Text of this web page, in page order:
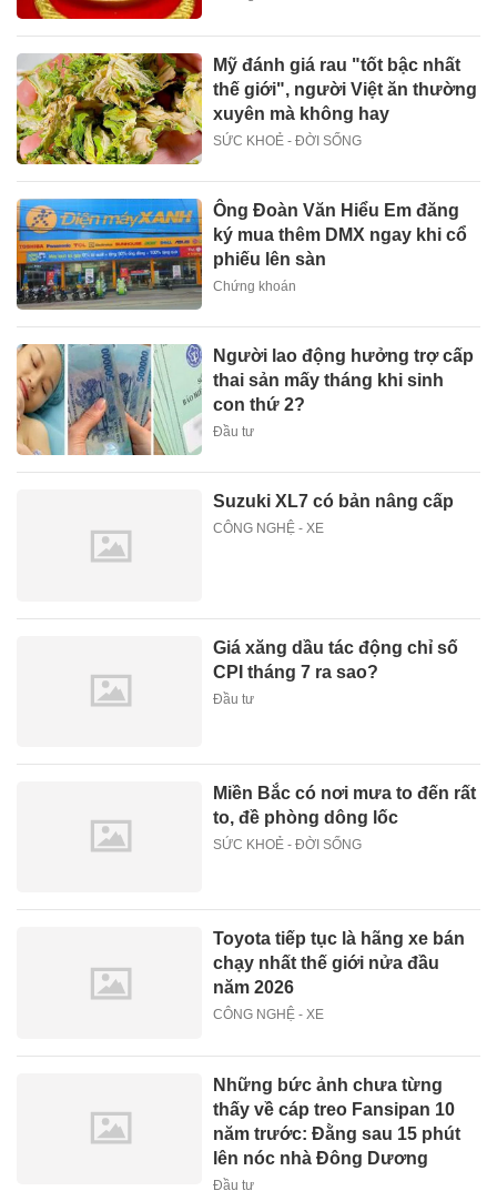
Mỹ đánh giá rau "tốt bậc nhất
thế giới", người Việt ăn thường
xuyên mà không hay
SỨC KHOẺ - ĐỜI SỐNG
Ông Đoàn Văn Hiểu Em đăng
ký mua thêm DMX ngay khi cổ
phiếu lên sàn
Chứng khoán
Người lao động hưởng trợ cấp
thai sản mấy tháng khi sinh
con thứ 2?
Đầu tư
Suzuki XL7 có bản nâng cấp
CÔNG NGHỆ - XE
Giá xăng dầu tác động chỉ số
CPI tháng 7 ra sao?
Đầu tư
Miền Bắc có nơi mưa to đến rất
to, đề phòng dông lốc
SỨC KHOẺ - ĐỜI SỐNG
Toyota tiếp tục là hãng xe bán
chạy nhất thế giới nửa đầu
năm 2026
CÔNG NGHỆ - XE
Những bức ảnh chưa từng
thấy về cáp treo Fansipan 10
năm trước: Đằng sau 15 phút
lên nóc nhà Đông Dương
Đầu tư